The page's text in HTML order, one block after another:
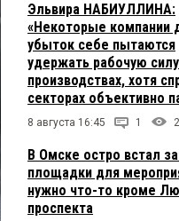
Эльвира НАБИУЛЛИНА:
«Некоторые компании
убыток себе пытаются
удержать рабочую
производствах, хотя
секторах объективно
8 августа 16:45 1
В Омске остро встал
площадки для
нужно что-то кроме
проспекта